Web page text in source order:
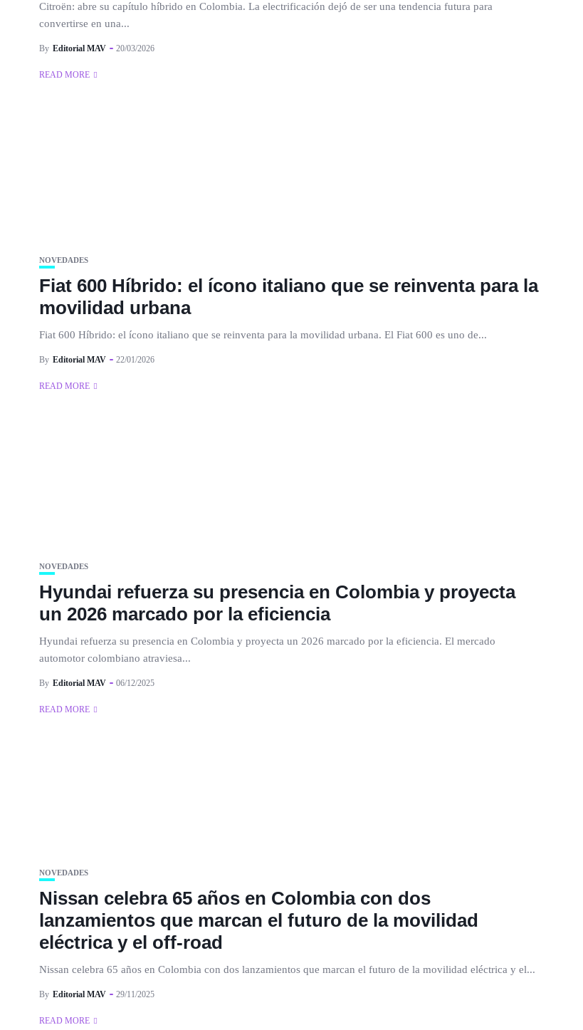
Citroën: abre su capítulo híbrido en Colombia. La electrificación dejó de ser una tendencia futura para
convertirse en una...
By Editorial MAV 20/03/2026
READ MORE
NOVEDADES
Fiat 600 Híbrido: el ícono italiano que se reinventa para la
movilidad urbana
Fiat 600 Híbrido: el ícono italiano que se reinventa para la movilidad urbana. El Fiat 600 es uno de...
By Editorial MAV 22/01/2026
READ MORE
NOVEDADES
Hyundai refuerza su presencia en Colombia y proyecta
un 2026 marcado por la eficiencia
Hyundai refuerza su presencia en Colombia y proyecta un 2026 marcado por la eficiencia. El mercado
automotor colombiano atraviesa...
By Editorial MAV 06/12/2025
READ MORE
NOVEDADES
Nissan celebra 65 años en Colombia con dos
lanzamientos que marcan el futuro de la movilidad
eléctrica y el off-road
Nissan celebra 65 años en Colombia con dos lanzamientos que marcan el futuro de la movilidad eléctrica y el...
By Editorial MAV 29/11/2025
READ MORE